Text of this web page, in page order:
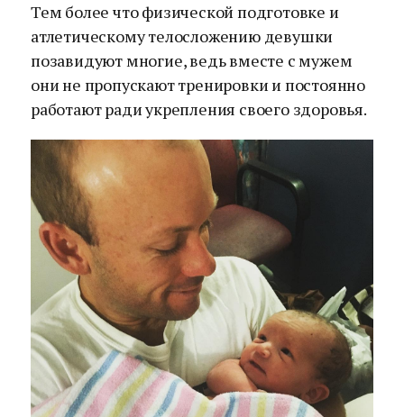
Тем более что физической подготовке и
атлетическому телосложению девушки
позавидуют многие, ведь вместе с мужем
они не пропускают тренировки и постоянно
работают ради укрепления своего здоровья.